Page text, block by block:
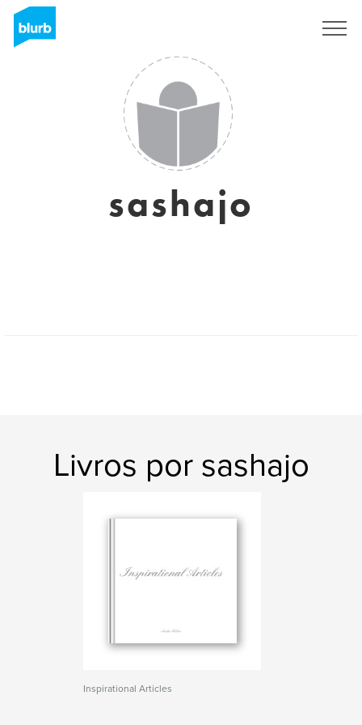
sashajo
Livros por sashajo
Inspirational Articles